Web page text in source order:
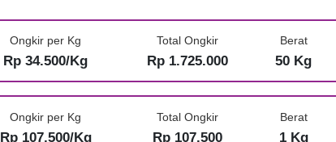
Ongkir per Kg
Rp 34.500/Kg
Total Ongkir
Rp 1.725.000
Berat
50 Kg
Ongkir per Kg
Rp 107.500/Kg
Total Ongkir
Rp 107.500
Berat
1 Kg